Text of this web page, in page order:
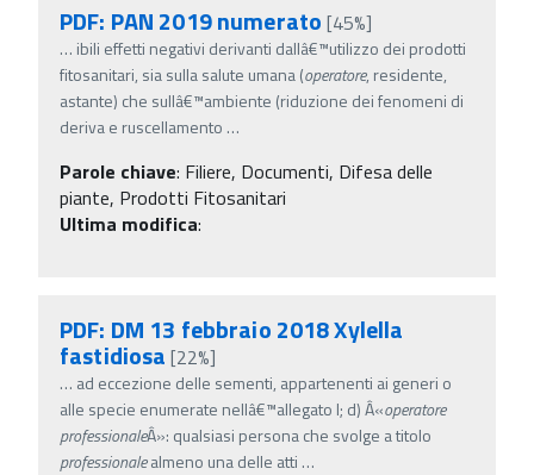
PDF: PAN 2019 numerato [45%]
… ibili effetti negativi derivanti dallâ€™utilizzo dei prodotti
fitosanitari, sia sulla salute umana (operatore, residente,
astante) che sullâ€™ambiente (riduzione dei fenomeni di
deriva e ruscellamento …
Parole chiave: Filiere, Documenti, Difesa delle
piante, Prodotti Fitosanitari
Ultima modifica:
PDF: DM 13 febbraio 2018 Xylella
fastidiosa [22%]
… ad eccezione delle sementi, appartenenti ai generi o
alle specie enumerate nellâ€™allegato I; d) Â«operatore
professionaleÂ»: qualsiasi persona che svolge a titolo
professionalealmeno una delle atti …